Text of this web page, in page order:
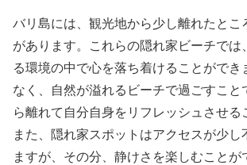
バリ島には、観光地から少し離れたとこ
があります。これらの隠れ家ビーチでは
る環境の中で心を落ち着けることができ
なく、自然が溢れるビーチで過ごすこと
ら離れて自分自身をリフレッシュさせる
また、隠れ家スポットはアクセスが少し
ますが、その分、静けさを楽しむことが